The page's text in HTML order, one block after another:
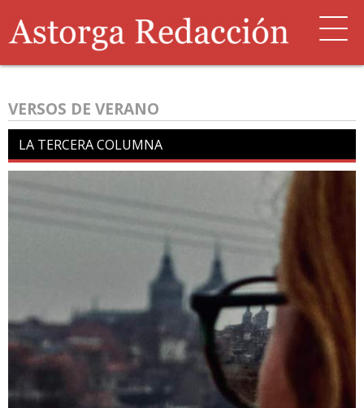
VERSOS DE VERANO
LA TERCERA COLUMNA